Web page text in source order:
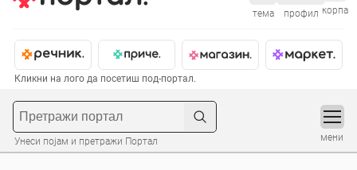
тема профил корпа
Кликни на лого да посетиш под-портал.
Унеси појам и претражи Портал мени